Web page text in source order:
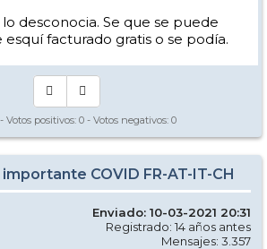
lo desconocia. Se que se puede
facturado gratis o se podía.
- Votos positivos: 0 - Votos negativos: 0
COVID FR-AT-IT-CH
Enviado: 10-03-2021 20:31
Registrado: 14 años antes
Mensajes: 3.357